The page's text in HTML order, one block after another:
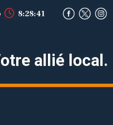
8:28:42
allié local.